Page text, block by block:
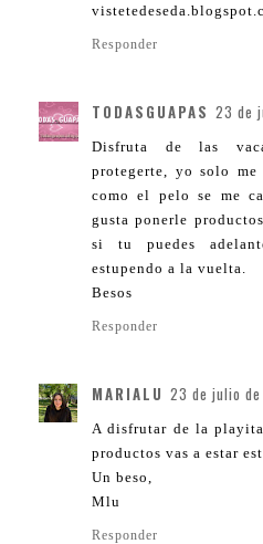
Responder
TODASGUAPAS 23 de
Disfruta de las
protegerte, yo solo
como el pelo se me
gusta ponerle
si tu puedes
estupendo a la vuelta.
Besos
Responder
MARIALU 23 de julio
A disfrutar de la
productos vas a estar
Un beso,
Mlu
Responder